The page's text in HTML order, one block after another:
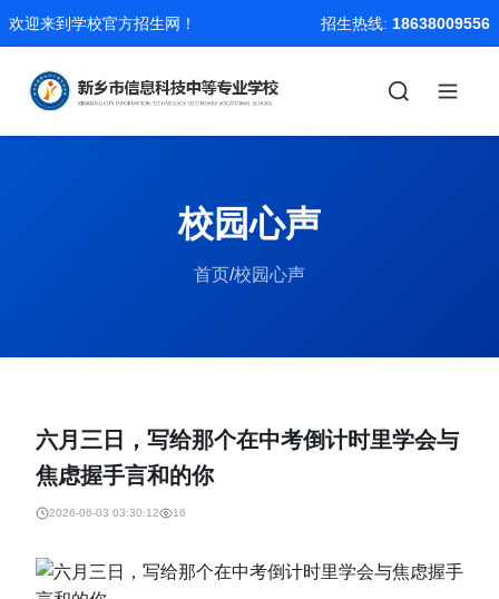
欢迎来到学校官方招生网！ 招生热线: 18638009556
校园心声
首页/校园心声
六月三日，写给那个在中考倒计时里学会与
焦虑握手言和的你
2026-06-03 03:30:12 16